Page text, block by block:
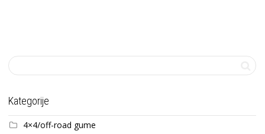
Kategorije
4×4/off-road gume